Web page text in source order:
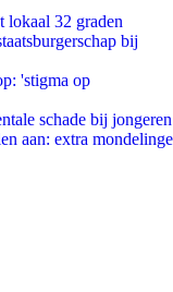
lokaal 32 graden
bij
'stigma op
schade bij jongeren
aan: extra mondelinge